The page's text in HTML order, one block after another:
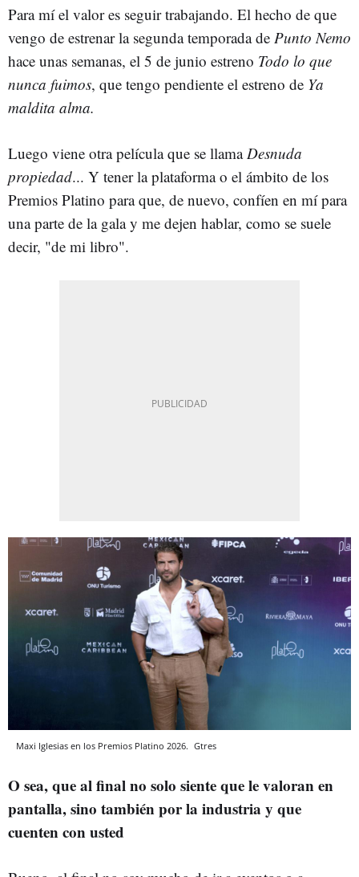
Para mí el valor es seguir trabajando. El hecho de que
vengo de estrenar la segunda temporada de Punto Nemo
hace unas semanas, el 5 de junio estreno Todo lo que
nunca fuimos, que tengo pendiente el estreno de Ya
maldita alma.
Luego viene otra película que se llama Desnuda
propiedad... Y tener la plataforma o el ámbito de los
Premios Platino para que, de nuevo, confíen en mí para
una parte de la gala y me dejen hablar, como se suele
decir, "de mi libro".
Maxi Iglesias en los Premios Platino 2026. Gtres
O sea, que al final no solo siente que le valoran en
pantalla, sino también por la industria y que
cuenten con usted